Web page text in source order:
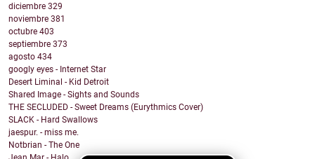
diciembre 329
noviembre 381
octubre 403
septiembre 373
agosto 434
googly eyes - Internet Star
Desert Liminal - Kid Detroit
Shared Image - Sights and Sounds
THE SECLUDED - Sweet Dreams (Eurythmics Cover)
SLACK - Hard Swallows
jaespur. - miss me.
Notbrian - The One